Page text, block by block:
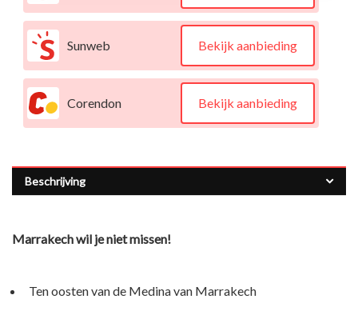
Sunweb Bekijk aanbieding
Corendon Bekijk aanbieding
Beschrijving
Marrakech wil je niet missen!
Ten oosten van de Medina van Marrakech